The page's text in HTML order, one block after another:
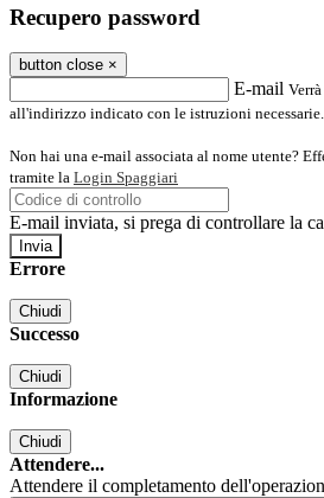
Recupero password
button close ×
E-mail
all'indirizzo indicato con le istruzioni necessarie.
Non hai una e-mail associata al nome utente?
tramite la Login Spaggiari
E-mail inviata, si prega di controllare la
Errore
Chiudi
Successo
Chiudi
Informazione
Chiudi
Attendere...
Attendere il completamento